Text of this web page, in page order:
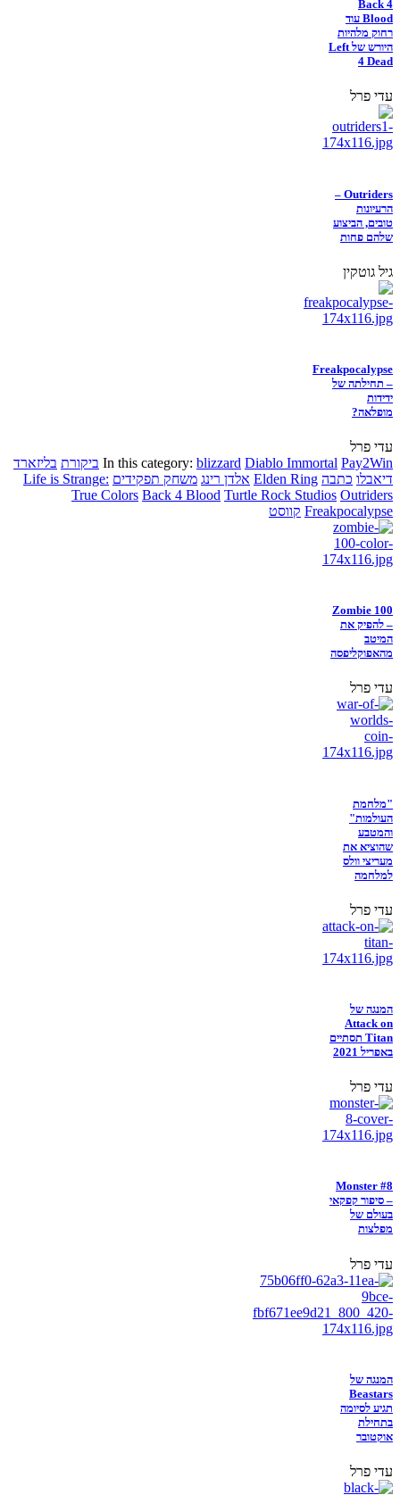
Back 4
Blood עוד
רחוק מלהיות
היורש של Left
4 Dead
עדי פרל
Outriders –
הרעיונות
טובים, הביצוע
שלהם פחות
גיל גוטקין
Freakpocalypse
– תחילתה של
ידידות
מופלאה?
עדי פרל
In this category: blizzard Diablo Immortal Pay2Win ביקורת בליזארד
דיאבלו כתבה Elden Ring אלדן רינג משחק תפקידים Life is Strange:
True Colors Back 4 Blood Turtle Rock Studios Outriders
Freakpocalypse קווסט
Zombie 100
– להפיק את
המיטב
מהאפוקליפסה
עדי פרל
"מלחמת
העולמות"
והמטבע
שהוציא את
מעריצי וולס
למלחמה
עדי פרל
המנגה של
Attack on
Titan תסתיים
באפריל 2021
עדי פרל
Monster #8
– סיפור קפקאי
בעולם של
מפלצות
עדי פרל
המנגה של
Beastars
תגיע לסיומה
בתחילת
אוקטובר
עדי פרל